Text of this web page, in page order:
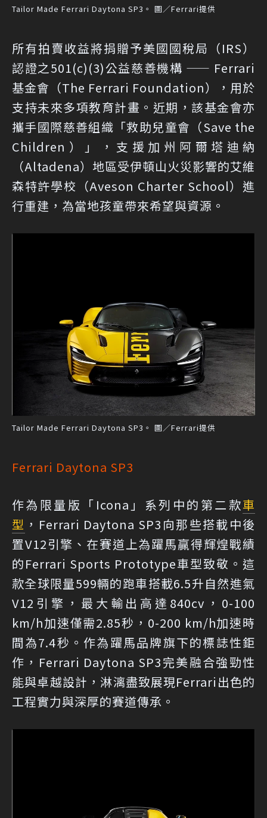
Tailor Made Ferrari Daytona SP3。 圖／Ferrari提供
所有拍賣收益將捐贈予美國國稅局（IRS）
認證之501(c)(3)公益慈善機構 —— Ferrari
基金會（The Ferrari Foundation），用於
支持未來多項教育計畫。近期，該基金會亦
攜手國際慈善組織「救助兒童會（Save the
Children）」，支援加州阿爾塔迪納
（Altadena）地區受伊頓山火災影響的艾維
森特許學校（Aveson Charter School）進
行重建，為當地孩童帶來希望與資源。
Tailor Made Ferrari Daytona SP3。 圖／Ferrari提供
Ferrari Daytona SP3
作為限量版「Icona」系列中的第二款車
型 ，Ferrari Daytona SP3向那些搭載中後
置V12引擎、在賽道上為躍馬贏得輝煌戰績
的Ferrari Sports Prototype車型致敬。這
款全球限量599輛的跑車搭載6.5升自然進氣
V12引擎，最大輸出高達840cv，0-100
km/h加速僅需2.85秒，0-200 km/h加速時
間為7.4秒。作為躍馬品牌旗下的標誌性鉅
作，Ferrari Daytona SP3完美融合強勁性
能與卓越設計，淋漓盡致展現Ferrari出色的
工程實力與深厚的賽道傳承。